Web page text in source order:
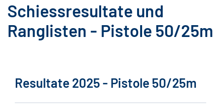
Schiessresultate und
Ranglisten - Pistole 50/25m
Resultate 2025 - Pistole 50/25m